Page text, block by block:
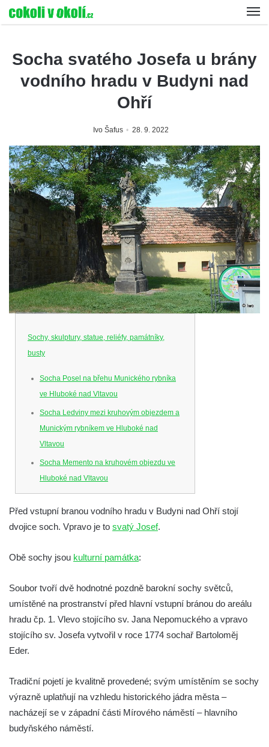
Socha svatého Josefa u brány
vodního hradu v Budyni nad
Ohří
Ivo Šafus 28. 9. 2022
Sochy, skulptury, statue, reliéfy, památníky,
busty
Socha Posel na břehu Munického rybníka
ve Hluboké nad Vltavou
Socha Ledviny mezi kruhovým objezdem a
Munickým rybníkem ve Hluboké nad
Vltavou
Socha Memento na kruhovém objezdu ve
Hluboké nad Vltavou
Socha Chalikotérium v ZOO Hluboká
Socha Smilodon v ZOO Hluboká
Socha Veledaněk v ZOO Hluboká
Socha Koroun bezzubý v ZOO Hluboká
Socha Medvěd jeskynní v ZOO Hluboká
Socha Mamutí lebka v ZOO Hluboká
Socha Mamut srstnatý v ZOO Hluboká
Socha Přátelství v ZOO Hluboká
Socha Matka příroda v ZOO Hluboká
Socha Lišky v ZOO Hluboká
Před vstupní branou vodního hradu v Budyni nad Ohří stojí
dvojice soch. Vpravo je to svatý Josef.
Obě sochy jsou kulturní památka:
Soubor tvoří dvě hodnotné pozdně barokní sochy světců,
umístěné na prostranství před hlavní vstupní bránou do areálu
hradu čp. 1. Vlevo stojícího sv. Jana Nepomuckého a vpravo
stojícího sv. Josefa vytvořil v roce 1774 sochař Bartoloměj
Eder.
Tradiční pojetí je kvalitně provedené; svým umístěním se sochy
výrazně uplatňují na vzhledu historického jádra města –
nacházejí se v západní části Mírového náměstí – hlavního
budyňského náměstí.